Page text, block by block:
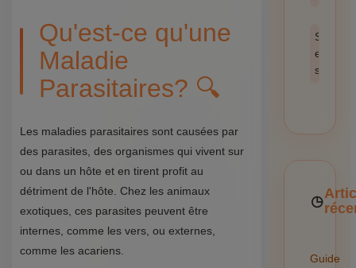
Qu'est-ce qu'une
Maladie
Parasitaires? 🔍
Les maladies parasitaires sont causées par
des parasites, des organismes qui vivent sur
ou dans un hôte et en tirent profit au
détriment de l'hôte. Chez les animaux
exotiques, ces parasites peuvent être
internes, comme les vers, ou externes,
comme les acariens.
Santé
et
sécurité
Guide